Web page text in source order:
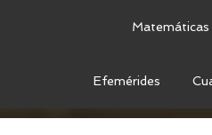
Matemáticas
Efemérides
LA ESCRITURA DE